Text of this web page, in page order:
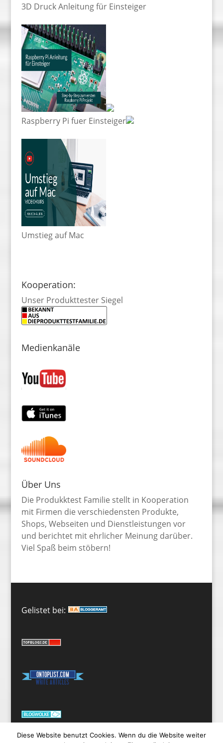
3D Druck Anleitung für Einsteiger
Raspberry Pi fuer Einsteiger
Umstieg auf Mac
Kooperation:
Unser Produkttester Siegel
Medienkanäle
Über Uns
Die Produkktest Familie stellt in Kooperation
mit Firmen die verschiedensten Produkte,
Shops, Webseiten und Dienstleistungen vor
und berichtet mit ehrlicher Meinung darüber.
Viel Spaß beim stöbern!
Gelistet bei:
Diese Website benutzt Cookies. Wenn du die Website weiter